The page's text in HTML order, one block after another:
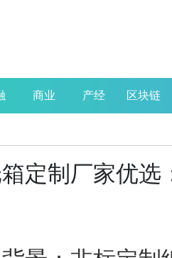
商业 产经 区块链
定制厂家优选